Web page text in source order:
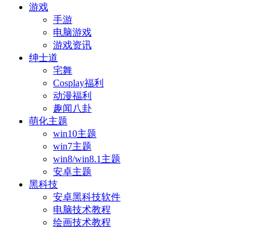
游戏
手游
电脑游戏
游戏资讯
绅士道
宅舞
Cosplay福利
动漫福利
趣闻八卦
萌化主题
win10主题
win7主题
win8/win8.1主题
安卓主题
黑科技
安卓黑科技软件
电脑技术教程
绘画技术教程